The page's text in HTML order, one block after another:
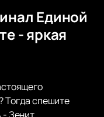
Единой
- яркая
Тогда спешите